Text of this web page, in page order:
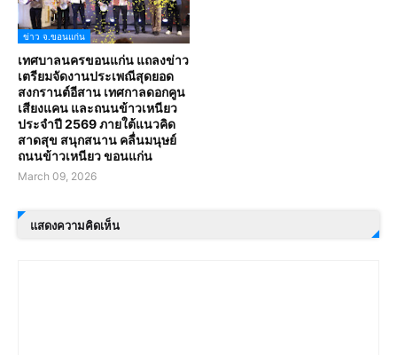
ข่าว จ.ขอนแก่น
เทศบาลนครขอนแก่น แถลงข่าว
เตรียมจัดงานประเพณีสุดยอด
สงกรานต์อีสาน เทศกาลดอกคูน
เสียงแคน และถนนข้าวเหนียว
ประจำปี 2569 ภายใต้แนวคิด
สาดสุข สนุกสนาน คลื่นมนุษย์
ถนนข้าวเหนียว ขอนแก่น
March 09, 2026
แสดงความคิดเห็น